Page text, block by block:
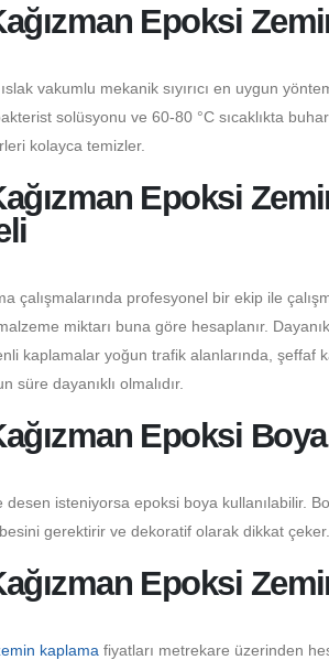
Epoksi
vakumlu mekanik sıyırıcı en uygun
solüsyonu ve 60-80 °C sıcaklıkta
kolayca temizler.
Epoksi
çalışmalarında profesyonel bir ekip ile
miktarı buna göre hesaplanır.
kaplamalar yoğun trafik alanlarında, şeffaf
süre dayanıklı olmalıdır.
Epoksi Boya
desen isteniyorsa epoksi boya kullanılabilir.
gerektirir ve dekoratif olarak dikkat çeker.
Epoksi
kaplama fiyatları metrekare üzerinden